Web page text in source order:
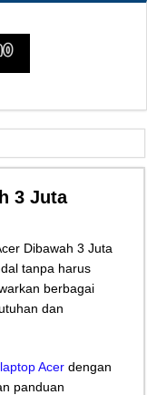
Hanya Ada Layar Putih
Kemresek
dengan Elektronik
Gak Ketipu
3 Juta
Dibawah 3 Juta
tanpa harus
berbagai
dan
laptop Acer dengan
panduan